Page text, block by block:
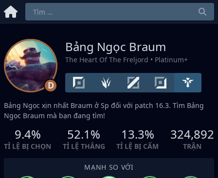
D
Bảng Ngọc Braum
The Heart Of The Freljord • Platinum+
Bảng Ngọc xịn nhất Braum ở Sp đối với patch 16.3. Tìm Bảng
Ngọc Braum mà bạn đang tìm!
9.4%
TỈ LỆ BỊ CHỌN
52.1%
TỈ LỆ THẮNG
13.3%
TỈ LỆ BỊ CẤM
324,892
TRẬN
MẠNH SO VỚI